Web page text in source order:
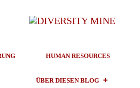
HUMAN RESOURCES
ÜBER DIESEN BLOG